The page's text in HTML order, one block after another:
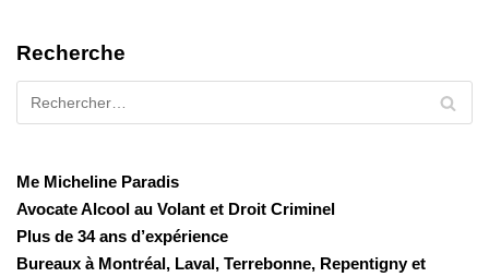
Recherche
Me Micheline Paradis
Avocate Alcool au Volant et Droit Criminel
Plus de 34 ans d’expérience
Bureaux à Montréal, Laval, Terrebonne, Repentigny et